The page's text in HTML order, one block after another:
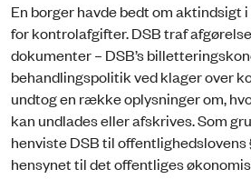
En borger havde bedt om aktindsigt
for kontrolafgifter. DSB traf
dokumenter – DSB’s
behandlingspolitik ved klager over
undtog en række oplysninger om,
kan undlades eller afskrives. Som
henviste DSB til offentlighedslovens
hensynet til det offentliges